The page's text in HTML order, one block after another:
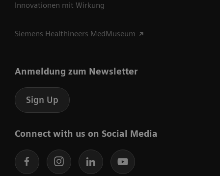
Innovationen mit Wirkung
Siemens Healthineers MedMuseum
Anmeldung zum Newsletter
Sign Up
Connect with us on Social Media